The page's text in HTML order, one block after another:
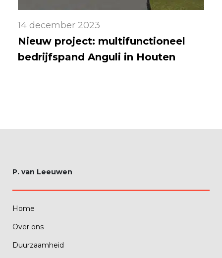
14 december 2023
Nieuw project: multifunctioneel
bedrijfspand Anguli in Houten
P. van Leeuwen
Home
Over ons
Duurzaamheid